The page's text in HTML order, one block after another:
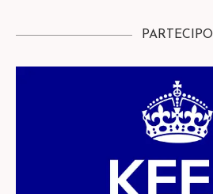
PARTECIPO